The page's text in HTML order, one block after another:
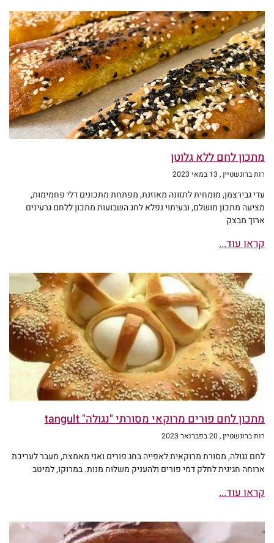
מתכון לחם ללא גלוטן
רות ברונשטיין 13 במאי 2023
עדי גבירצמן, מומחית לתזונה מאוזנת, מפתחת מתכונים דלי פחמימות,
מציעה מתכון מושלם, ובעיתוי נפלא לחג השבועות מתכון ללחם גרעינים
ארוך מבצק
קראו עוד...
מתכון לחם פורים מרוקאי מסורתי "נגולה" tangult
רות ברונשטיין 20 בפברואר 2023
לחם נגולה, מסורת מרוקאית לאפייה בחג פורים ואני מאמצת, מעבר לעריכת
ארוחה חגיגית לחלק דמי פורים ולהעניק משלוח מנות. במרוקו, למיטב
קראו עוד...